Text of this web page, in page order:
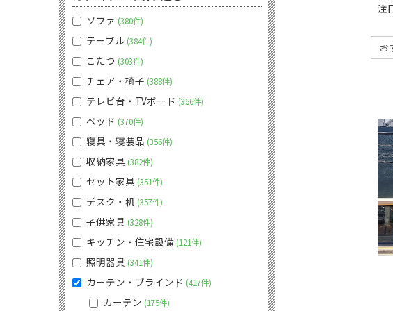
注
ソファ 380件
テーブル 384件
こたつ 303件
チェア・椅子 388件
テレビ台・TVボード 366件
ベッド 370件
寝具・寝装品 356件
収納家具 382件
セット家具 351件
デスク・机 357件
子供家具 328件
キッチン・住宅設備 121件
照明器具 341件
カーテン・ブラインド 417件
カーテン 175件